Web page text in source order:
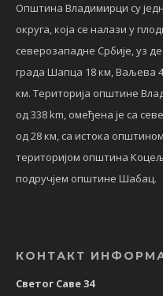
Општина Владимирци су
округа, која се налази у
северозападне Србије, уз
града Шапца 18 км, Ваљева
км. Територија општине
од 338 km, омеђена је са
од 28 км, са истока
територијом општина
подручјем општине Шабац.
КОНТАКТ
Светог Саве 34